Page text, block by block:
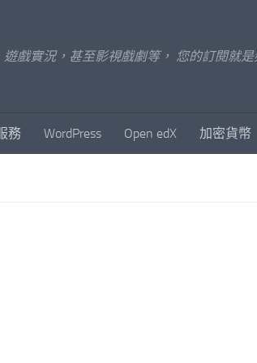
戲實況，甚至影視戲劇等， 您的訂閱就
務 WordPress Open edX 加密貨幣